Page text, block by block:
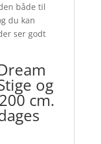
både til
du kan
ser godt
og
cm.